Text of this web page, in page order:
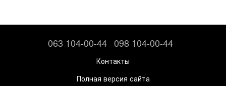
063 104-00-44 098 104-00-44
Контакты
Полная версия сайта